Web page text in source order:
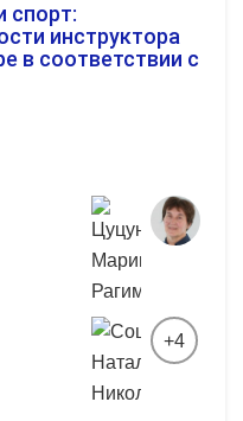
спорт:
инструктора
в соответствии с
+4